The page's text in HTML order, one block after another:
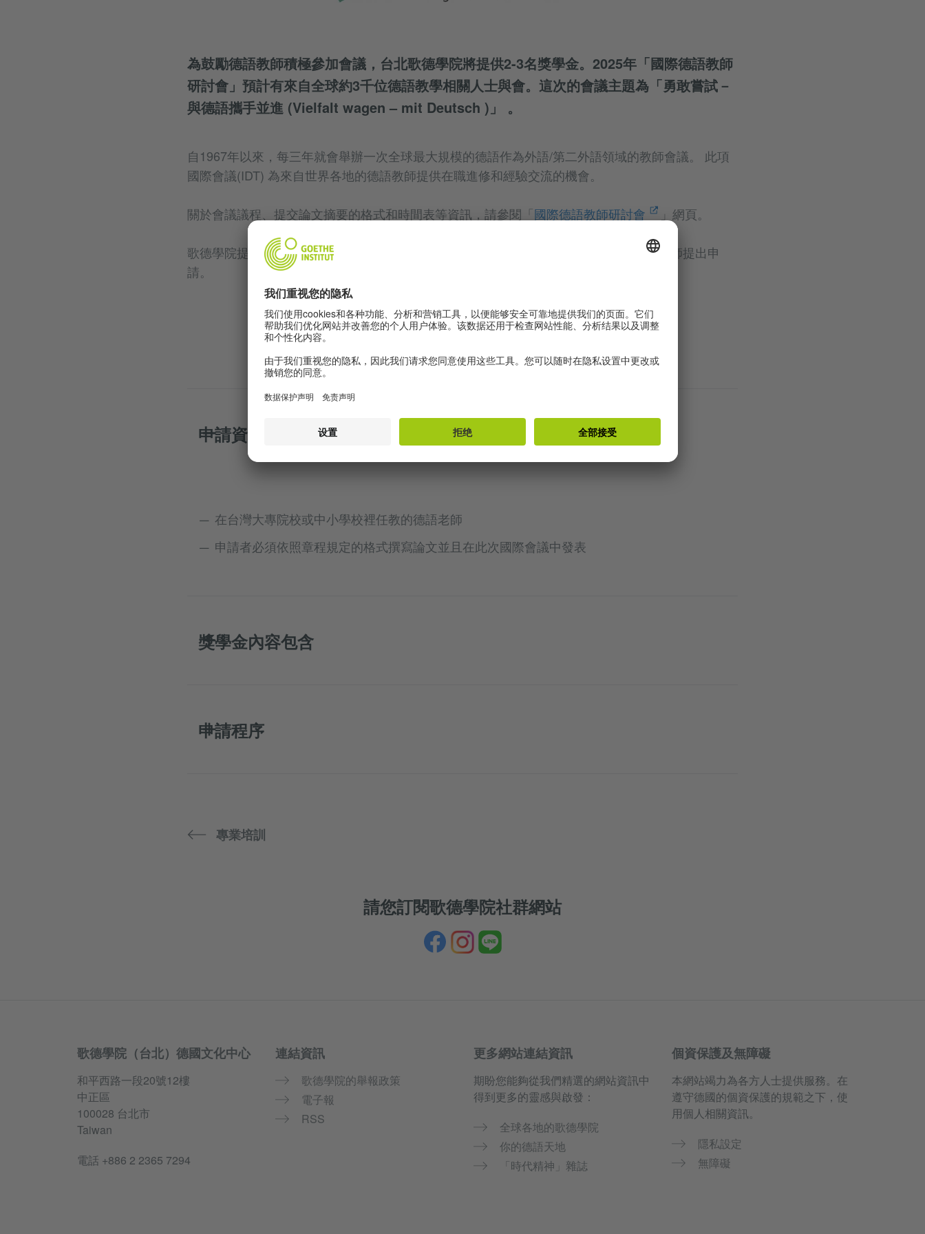
為鼓勵德語教師積極參加會議，台北歌德學院將提供2-3名獎學金。2025年「國際德語教師
研討會」預計有來自全球約3千位德語教學相關人士與會。這次的會議主題為「勇敢嘗試－
與德語攜手並進 (Vielfalt wagen – mit Deutsch )」 。
自1967年以來，每三年就會舉辦一次全球最大規模的德語作為外語/第二外語領域的教師會議。 此項
國際會議(IDT) 為來自世界各地的德語教師提供在職進修和經驗交流的機會。
關於會議議程、提交論文摘要的格式和時間表等資訊，請參閱「國際德語教師研討會 」網頁。
歌德學院提供德語教師獎助學金前往德國參加「國際德語教師研討會」。歡迎有興趣的老師提出申
請。
申請資格
在台灣大專院校或中小學校裡任教的德語老師
申請者必須依照章程規定的格式撰寫論文並且在此次國際會議中發表
獎學金內容包含
申請程序
專業培訓
請您訂閱歌德學院社群網站
Information and services
歌德學院（台北）德國文化中心
和平西路一段20號12樓
中正區
100028 台北市
Taiwan
電話 +886 2 2365 7294
連結資訊
歌德學院的舉報政策
電子報
RSS
更多網站連結資訊
期盼您能夠從我們精選的網站資訊中
得到更多的靈感與啟發：
全球各地的歌德學院
你的德語天地
「時代精神」雜誌
個資保護及無障礙
本網站竭力為各方人士提供服務。在
遵守德國的個資保護的規範之下，使
用個人相關資訊。
隱私設定
無障礙